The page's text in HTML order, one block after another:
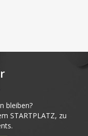
bleiben?
STARTPLATZ, zu